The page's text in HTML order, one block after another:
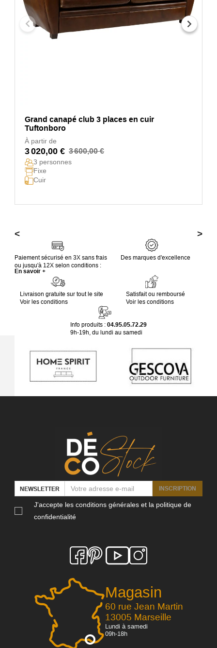
Grand canapé club 3 places en cuir
Tuftonboro
À partir de
3 020,00 € 3 600,00 €
3 personnes
Fixe
Cuir
< >
Paiement sécurisé en 3X sans frais
ou jusqu'à 12X selon conditions :
En savoir +
Des marques d'excellence
Livraison gratuite sur tout le site
Voir les conditions
Satisfait ou remboursé
Voir les conditions
Info produits : 04.95.05.72.29
9h-19h, du lundi au samedi
Magasin
60 rue Jean Martin
13005 Marseille
Lundi à samedi
09h-18h
NEWSLETTER INSCRIPTION
J'accepte les conditions générales et la politique de
confidentialité